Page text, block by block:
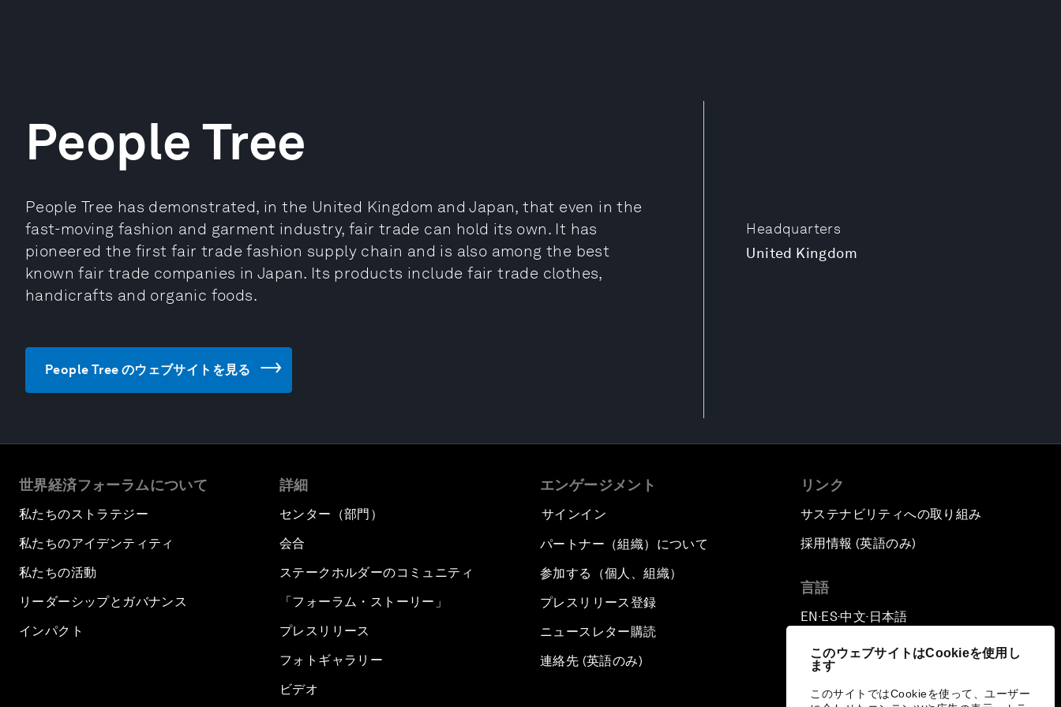
このウェブサイトはCookieを使用し
ます
このサイトではCookieを使って、ユーザー
Headquarters
United Kingdom
People Tree
People Tree has demonstrated, in the United Kingdom and Japan, that even in the
fast-moving fashion and garment industry, fair trade can hold its own. It has
pioneered the first fair trade fashion supply chain and is also among the best
known fair trade companies in Japan. Its products include fair trade clothes,
handicrafts and organic foods.
People Tree のウェブサイトを見る
世界経済フォーラムについて
私たちのストラテジー
私たちのアイデンティティ
私たちの活動
リーダーシップとガバナンス
インパクト
詳細
センター（部門）
会合
ステークホルダーのコミュニティ
「フォーラム・ストーリー」
プレスリリース
フォトギャラリー
ビデオ
エンゲージメント
サインイン
パートナー（組織）について
参加する（個人、組織）
プレスリリース登録
ニュースレター購読
連絡先 (英語のみ)
リンク
サステナビリティへの取り組み
採用情報 (英語のみ)
言語
EN ▪ES▪中文▪ 日本語